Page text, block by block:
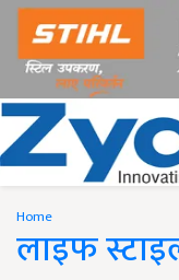
Home
लाइफ